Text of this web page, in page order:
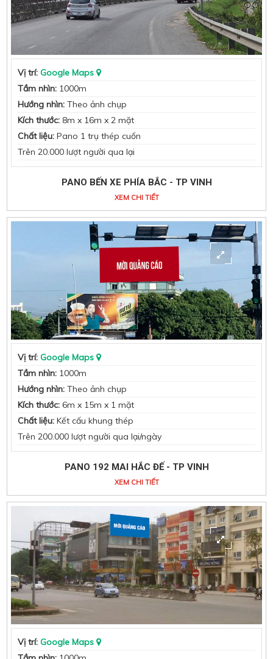
Vị trí: Google Maps
Tầm nhìn: 1000m
Hướng nhìn: Theo ảnh chụp
Kích thước: 8m x 16m x 2 mặt
Chất liệu: Pano 1 trụ thép cuốn
Trên 20.000 lượt người qua lại
PANO BẾN XE PHÍA BẮC - TP VINH
XEM CHI TIẾT
Vị trí: Google Maps
Tầm nhìn: 1000m
Hướng nhìn: Theo ảnh chụp
Kích thước: 6m x 15m x 1 mặt
Chất liệu: Kết cấu khung thép
Trên 200.000 lượt người qua lại/ngày
PANO 192 MAI HẮC ĐẾ - TP VINH
XEM CHI TIẾT
Vị trí: Google Maps